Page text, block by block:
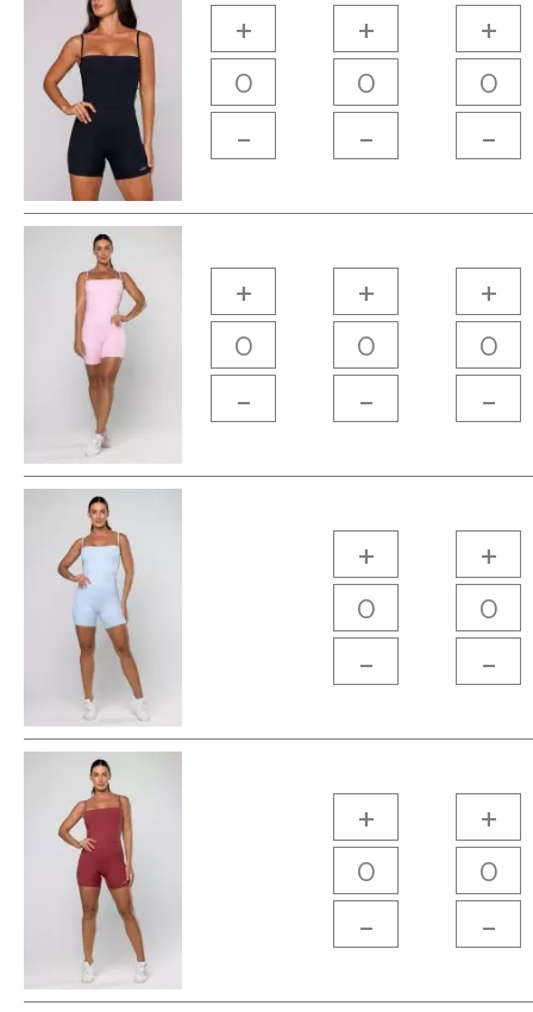
+
-
+
-
+
-
+
-
+
-
+
-
+
-
+
-
+
-
+
-